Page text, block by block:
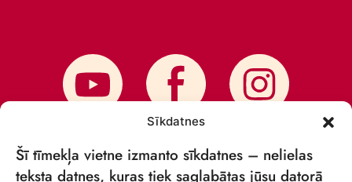
Sīkdatnes
Šī tīmekļa vietne izmanto sīkdatnes – nelielas
teksta datnes, kuras tiek saglabātas jūsu datorā